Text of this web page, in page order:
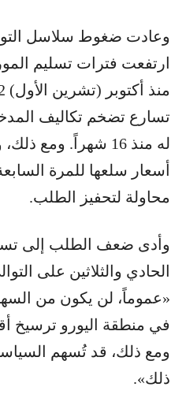
وعادت ضغوط سلاسل
ارتفعت فترات تسليم
تسارع تضخم تكاليف
له منذ 16 شهراً.
أسعار سلعها للمرة
محاولة لتحفيز الطلب.
وأدى ضعف الطلب إلى
الحادي والثلاثين على
«عموماً، لن يكون من
ومع ذلك، قد تُسهم
ذلك».